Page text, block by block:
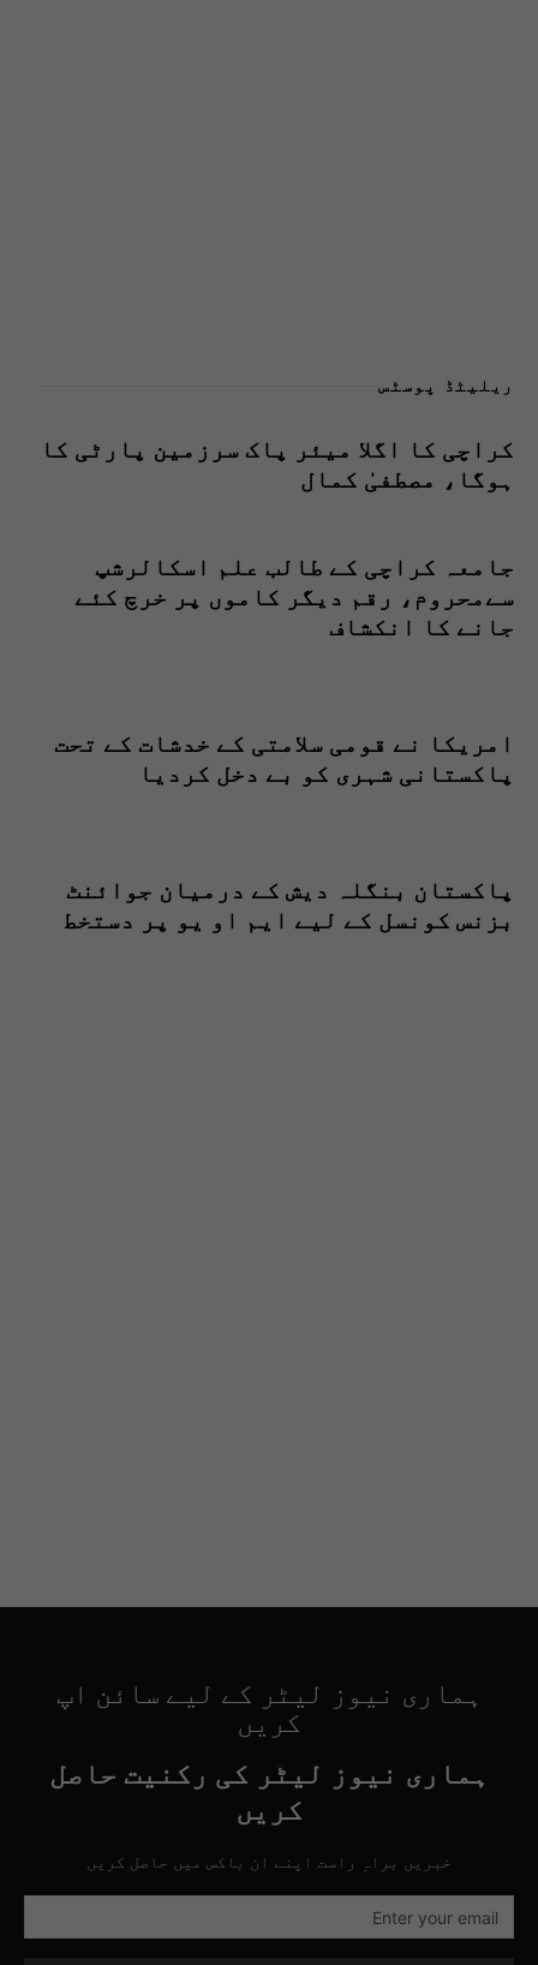
ریلیٹڈ پوسٹس
کراچی کا اگلا میئر پاک سرزمین پارٹی کا
ہوگا، مصطفیٰ کمال
جامعہ کراچی کے طالب علم اسکالرشپ
سےمحروم، رقم دیگر کاموں پر خرچ کئے
جانے کا انکشاف
امریکا نے قومی سلامتی کے خدشات کے تحت
پاکستانی شہری کو بے دخل کردیا
پاکستان بنگلہ دیش کے درمیان جوائنٹ
بزنس کونسل کے لیے ایم او یو پر دستخط
ہماری نیوز لیٹر کے لیے سائن اپ
کریں
ہماری نیوز لیٹر کی رکنیت حاصل
کریں
خبریں براہِ راست اپنے ان باکس میں حاصل کریں